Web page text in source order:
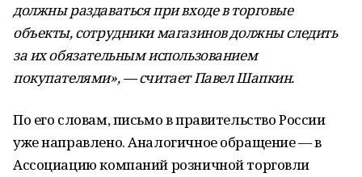
должны раздаваться при входе в торговые
объекты, сотрудники магазинов должны следить
за их обязательным использованием
покупателями», — считает Павел Шапкин.
По его словам, письмо в правительство России
уже направлено. Аналогичное обращение — в
Ассоциацию компаний розничной торговли